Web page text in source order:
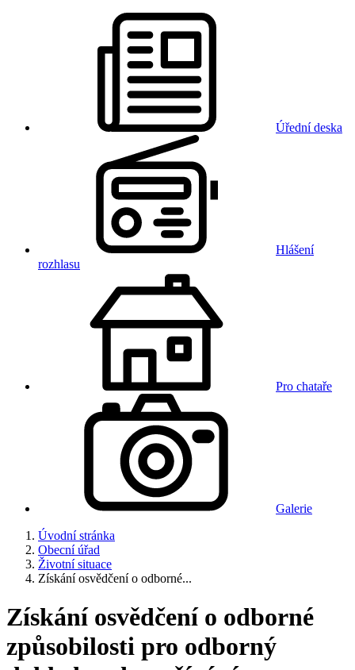
Úřední deska
Hlášení
rozhlasu
Pro chataře
Galerie
Úvodní stránka
Obecní úřad
Životní situace
Získání osvědčení o odborné...
Získání osvědčení o odborné
způsobilosti pro odborný